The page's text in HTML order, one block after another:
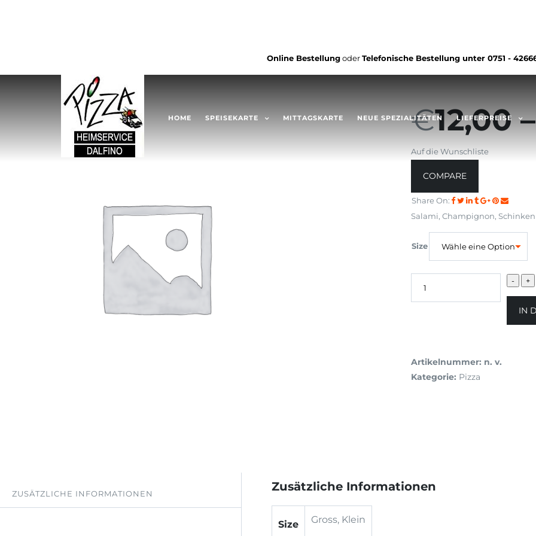
Online BestellungoderTelefonische Bestellung unter 0751 -
HOME SPEISEKARTE MITTAGSKARTE NEUE SPEZIALITÄTEN LIEFERPREISE
€12,00
Auf die Wunschliste
COMPARE
Share On:
Salami, Champignon, Schinken
Size
IN
Artikelnummer: n. v.
Kategorie: Pizza
ZUSÄTZLICHE INFORMATIONEN
Zusätzliche Informationen
Size Gross, Klein